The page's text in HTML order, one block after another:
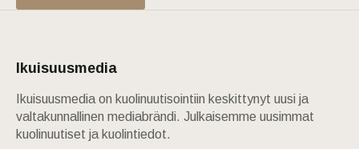
Ikuisuusmedia
Ikuisuusmedia on kuolinuutisointiin keskittynyt uusi ja
valtakunnallinen mediabrändi. Julkaisemme uusimmat
kuolinuutiset ja kuolintiedot.